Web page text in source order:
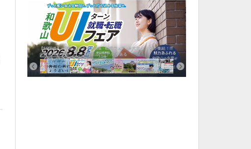
【8/8開催】「和歌山 UIターン就職・転職フェア」in大阪 に30社が集結！IT
企業も5社が参加、ここに“和歌山のリアル”がある